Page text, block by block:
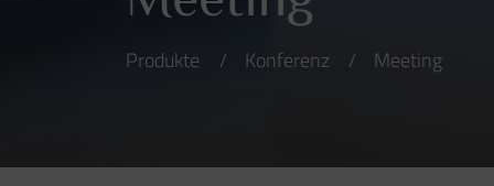
Produkte Konferenz Meeting